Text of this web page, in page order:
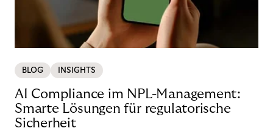
BLOG INSIGHTS
AI Compliance im NPL-Management:
Smarte Lösungen für regulatorische
Sicherheit